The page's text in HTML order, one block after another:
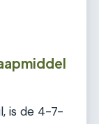
is de 4-7-